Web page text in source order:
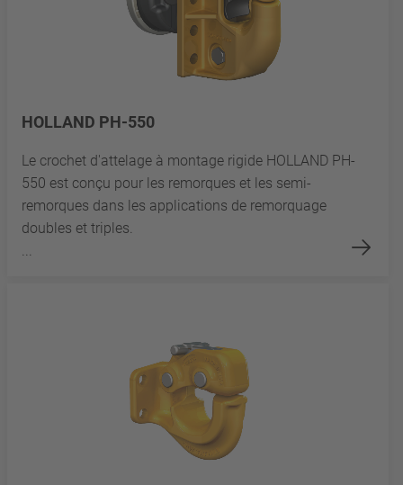
HOLLAND PH-550
Le crochet d'attelage à montage rigide HOLLAND PH-
550 est conçu pour les remorques et les semi-
remorques dans les applications de remorquage
doubles et triples.